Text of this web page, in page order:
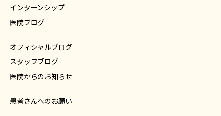
インターンシップ
医院ブログ
オフィシャルブログ
スタッフブログ
医院からのお知らせ
患者さんへのお願い